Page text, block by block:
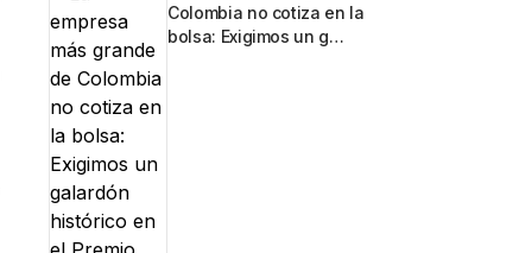
Colombia no cotiza en la
bolsa: Exigimos un g…